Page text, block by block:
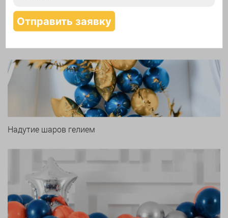
Надутие шаров гелием